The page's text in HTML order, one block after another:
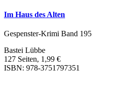
Im Haus des Alten
Gespenster-Krimi Band 195
Bastei Lübbe
127 Seiten, 1,99 €
ISBN: 978-3751797351